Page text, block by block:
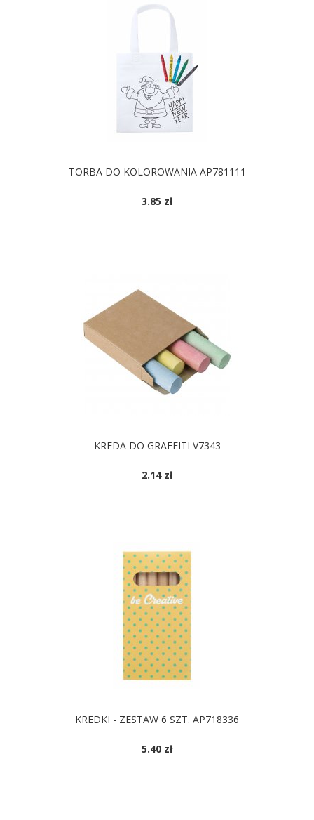
TORBA DO KOLOROWANIA AP781111
3.85 zł
KREDA DO GRAFFITI V7343
2.14 zł
KREDKI - ZESTAW 6 SZT. AP718336
5.40 zł